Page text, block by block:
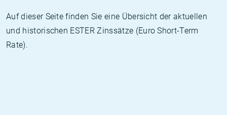
Auf dieser Seite finden Sie eine Übersicht der aktuellen
und historischen ESTER Zinssätze (Euro Short-Term
Rate).